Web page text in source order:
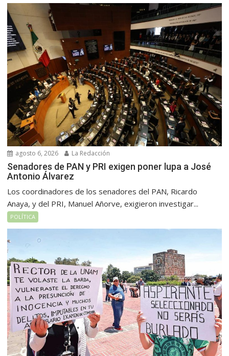
agosto 6, 2026 La Redacción
Senadores de PAN y PRI exigen poner lupa a José
Antonio Álvarez
Los coordinadores de los senadores del PAN, Ricardo
Anaya, y del PRI, Manuel Añorve, exigieron investigar...
POLÍTICA